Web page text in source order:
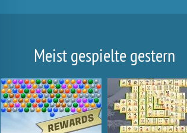
Meist gespielte gestern